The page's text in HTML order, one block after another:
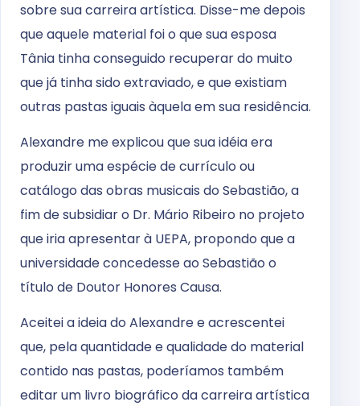
sobre sua carreira artística. Disse-me depois
que aquele material foi o que sua esposa
Tânia tinha conseguido recuperar do muito
que já tinha sido extraviado, e que existiam
outras pastas iguais àquela em sua residência.
Alexandre me explicou que sua idéia era
produzir uma espécie de currículo ou
catálogo das obras musicais do Sebastião, a
fim de subsidiar o Dr. Mário Ribeiro no projeto
que iria apresentar à UEPA, propondo que a
universidade concedesse ao Sebastião o
título de Doutor Honores Causa.
Aceitei a ideia do Alexandre e acrescentei
que, pela quantidade e qualidade do material
contido nas pastas, poderíamos também
editar um livro biográfico da carreira artística